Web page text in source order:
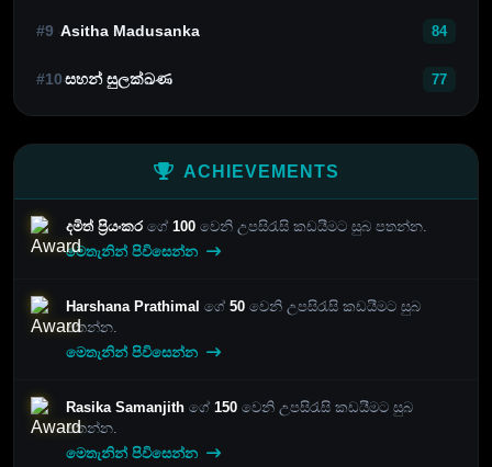
#9 Asitha Madusanka 84
#10සහන් සුලක්ඛණ 77
ACHIEVEMENTS
දමිත් ප්‍රියංකර ගේ 100 වෙනි උපසිරැසි කඩයීමට සුබ පතන්න.
මෙතැනින් පිවිසෙන්න
Harshana Prathimal ගේ 50 වෙනි උපසිරැසි කඩයීමට සුබ
පතන්න.
මෙතැනින් පිවිසෙන්න
Rasika Samanjith ගේ 150 වෙනි උපසිරැසි කඩයීමට සුබ
පතන්න.
මෙතැනින් පිවිසෙන්න